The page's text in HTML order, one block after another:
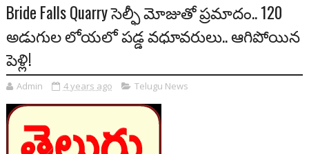
Bride Falls Quarry సెల్ఫీ మోజుతో ప్రమాదం.. 120
అడుగుల లోయలో పడ్డ వధూవరులు.. ఆగిపోయిన
పెళ్లి!
Admin 4 years ago Telugu News